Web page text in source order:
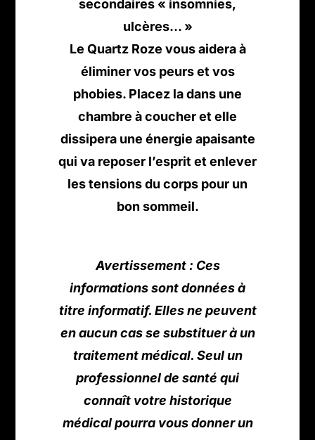
secondaires « insomnies,
ulcères… »
Le Quartz Roze vous aidera à
éliminer vos peurs et vos
phobies. Placez la dans une
chambre à coucher et elle
dissipera une énergie apaisante
qui va reposer l’esprit et enlever
les tensions du corps pour un
bon sommeil.
Avertissement : Ces
informations sont données à
titre informatif. Elles ne peuvent
en aucun cas se substituer à un
traitement médical. Seul un
professionnel de santé qui
connaît votre historique
médical pourra vous donner un